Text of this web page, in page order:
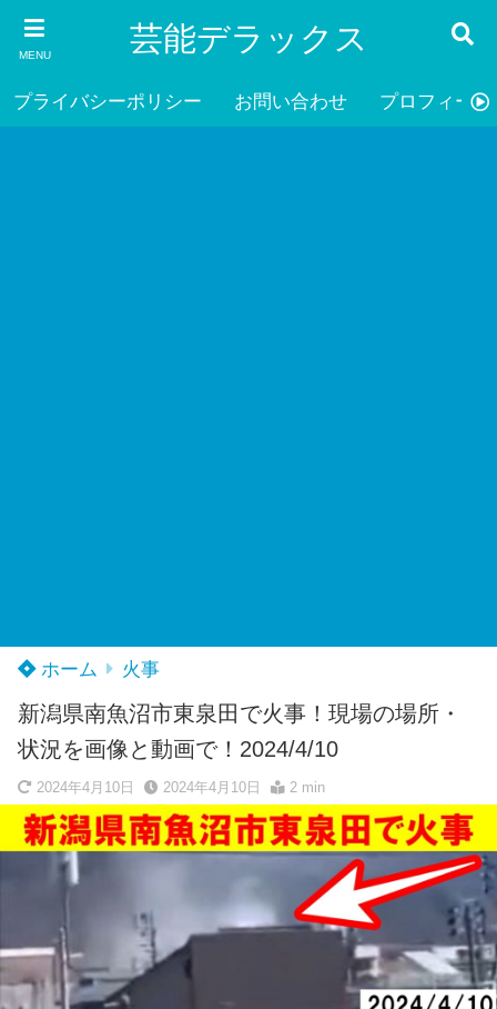
MENU 芸能デラックス
プライバシーポリシー お問い合わせ プロフィール
ホーム 火事
新潟県南魚沼市東泉田で火事！現場の場所・
状況を画像と動画で！2024/4/10
2024年4月10日 2024年4月10日 2 min